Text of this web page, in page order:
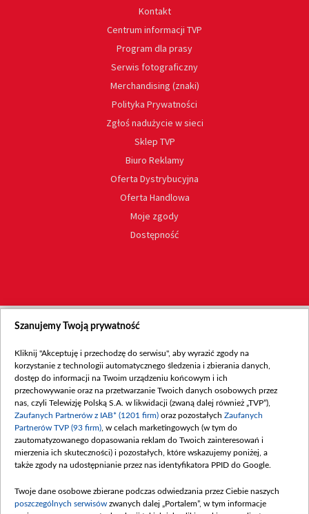
Kontakt
Centrum informacji TVP
Program dla prasy
Serwis fotograficzny
Merchandising (znaki)
Polityka Prywatności
Zgłoś nadużycie w sieci
Sklep TVP
Biuro Reklamy
Oferta Dystrybucyjna
Oferta Handlowa
Moje zgody
Dostępność
Szanujemy Twoją prywatność
Kliknij "Akceptuję i przechodzę do serwisu", aby wyrazić zgody na
korzystanie z technologii automatycznego śledzenia i zbierania danych,
dostęp do informacji na Twoim urządzeniu końcowym i ich
przechowywanie oraz na przetwarzanie Twoich danych osobowych przez
nas, czyli Telewizję Polską S.A. w likwidacji (zwaną dalej również „TVP”),
Zaufanych Partnerów z IAB* (1201 firm) oraz pozostałych Zaufanych
Partnerów TVP (93 firm) , w celach marketingowych (w tym do
zautomatyzowanego dopasowania reklam do Twoich zainteresowań i
mierzenia ich skuteczności) i pozostałych, które wskazujemy poniżej, a
także zgody na udostępnianie przez nas identyfikatora PPID do Google.
Twoje dane osobowe zbierane podczas odwiedzania przez Ciebie naszych
poszczególnych serwisów zwanych dalej „Portalem”, w tym informacje